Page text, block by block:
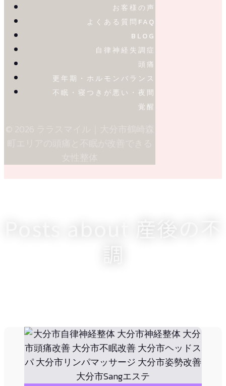
お客様の声
よくある質問FAQ
BLOG
自律神経失調症
頭痛
更年期・ホルモンバランス
不眠・寝つきが悪い・夜間
覚醒
Posts about 産後の不
調